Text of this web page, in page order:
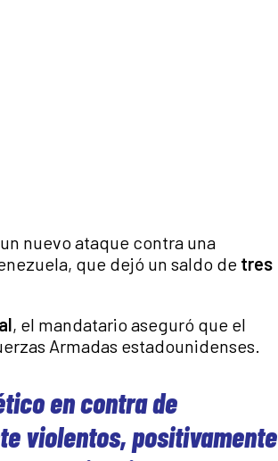
nuevo ataque contra una
que dejó un saldo de tres
, el mandatario aseguró que el
Armadas estadounidenses.
en contra de
violentos, positivamente